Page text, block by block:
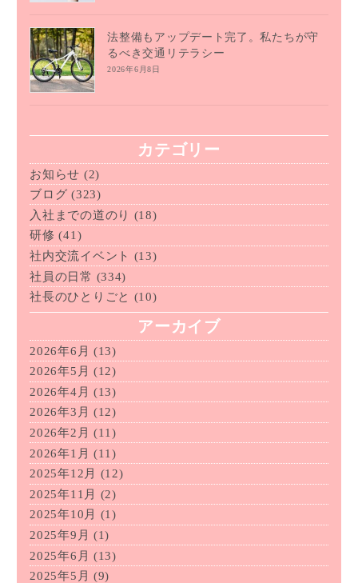
法整備もアップデート完了。私たちが守
るべき交通リテラシー
2026年6月8日
カテゴリー
お知らせ (2)
ブログ (323)
入社までの道のり (18)
研修 (41)
社内交流イベント (13)
社員の日常 (334)
社長のひとりごと (10)
アーカイブ
2026年6月 (13)
2026年5月 (12)
2026年4月 (13)
2026年3月 (12)
2026年2月 (11)
2026年1月 (11)
2025年12月
(12)
2025年11月
(2)
2025年10月
(1)
2025年9月 (1)
2025年6月 (13)
2025年5月 (9)